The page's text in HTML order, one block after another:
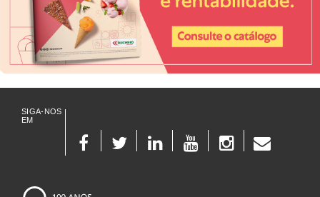
SIGA-NOS
EM